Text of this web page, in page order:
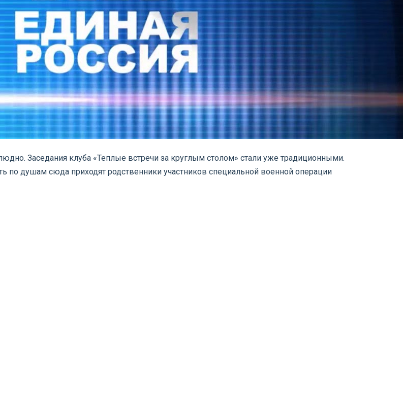
Заседания клуба «Теплые встречи за круглым столом» стали уже традиционными.
по душам сюда приходят родственники участников специальной военной операции